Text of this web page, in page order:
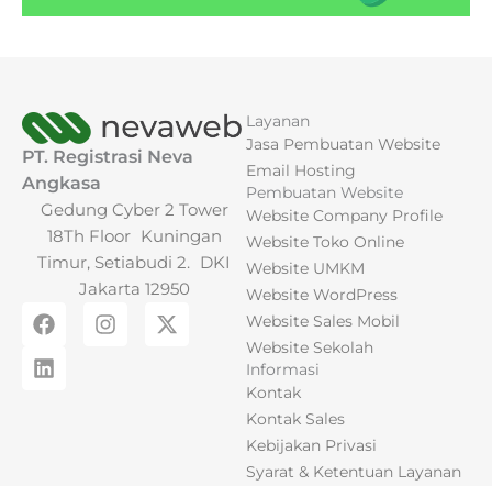
PT. Registrasi Neva
Angkasa
Gedung Cyber 2 Tower
18Th Floor Kuningan
Timur, Setiabudi 2. DKI
Jakarta 12950
F
a
c
e
I
n
X
-
L
i
n
k
Layanan
Jasa Pembuatan Website
Email Hosting
Pembuatan Website
Website Company Profile
Website Toko Online
Website UMKM
Website WordPress
Website Sales Mobil
Website Sekolah
Informasi
Kontak
Kontak Sales
Kebijakan Privasi
Syarat & Ketentuan Layanan